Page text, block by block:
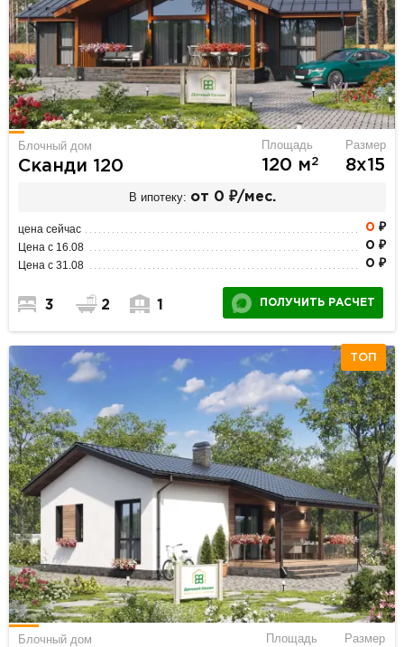
Блочный дом
Сканди 120
Площадь
120 м2
Размер
8х15
В ипотеку: от 0 ₽/мес.
цена сейчас 0 ₽
Цена с 16.08 0 ₽
Цена с 31.08 0 ₽
3 2 1 ПОЛУЧИТЬ РАСЧЕТ
ТОП
Блочный дом Площадь Размер